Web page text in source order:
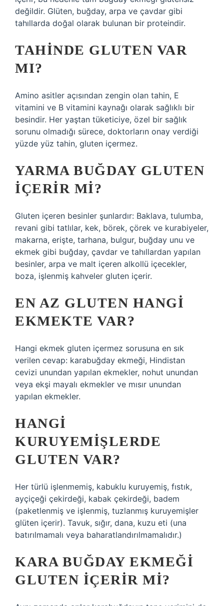
değildir. Glüten, buğday, arpa ve çavdar gibi
tahıllarda doğal olarak bulunan bir proteindir.
TAHINDE GLUTEN VAR
MI?
Amino asitler açısından zengin olan tahin, E
vitamini ve B vitamini kaynağı olarak sağlıklı bir
besindir. Her yaştan tüketiciye, özel bir sağlık
sorunu olmadığı sürece, doktorların onay verdiği
yüzde yüz tahin, gluten içermez.
YARMA BUĞDAY GLUTEN
IÇERIR MI?
Gluten içeren besinler şunlardır: Baklava, tulumba,
revani gibi tatlılar, kek, börek, çörek ve kurabiyeler,
makarna, erişte, tarhana, bulgur, buğday unu ve
ekmek gibi buğday, çavdar ve tahıllardan yapılan
besinler, arpa ve malt içeren alkollü içecekler,
boza, işlenmiş kahveler gluten içerir.
EN AZ GLUTEN HANGI
EKMEKTE VAR?
Hangi ekmek gluten içermez sorusuna en sık
verilen cevap: karabuğday ekmeği, Hindistan
cevizi unundan yapılan ekmekler, nohut unundan
veya ekşi mayalı ekmekler ve mısır unundan
yapılan ekmekler.
HANGI
KURUYEMIŞLERDE
GLUTEN VAR?
Her türlü işlenmemiş, kabuklu kuruyemiş, fıstık,
ayçiçeği çekirdeği, kabak çekirdeği, badem
(paketlenmiş ve işlenmiş, tuzlanmış kuruyemişler
glüten içerir). Tavuk, sığır, dana, kuzu eti (una
batırılmamalı veya baharatlandırılmamalıdır.)
KARA BUĞDAY EKMEĞI
GLUTEN IÇERIR MI?